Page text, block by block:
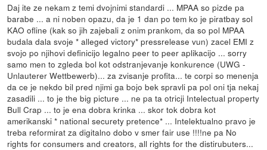
Daj ite ze nekam z temi dvojnimi standardi ... MPAA so pizde pa
barabe ... a ni noben opazu, da je 1 dan po tem ko je piratbay sol
KAO ofline (kak so jih zajebali z onim prankom, da so pol MPAA
budala dala svoje * alleged victory* pressrelease vun) zacel EMI z
svojo po njihovi definicijo legalno peer to peer aplikacijo ... sorry
samo men to zgleda bol kot odstranjevanje konkurence (UWG -
Unlauterer Wettbewerb)... za zvisanje profita... te corpi so menenja
da ce je nekdo bil pred njimi ga bojo bek spravli pa pol oni tja nekaj
zasadili ... to je the big picture ... ne pa ta otricji Intelectual property
Bull Crap ... to je ena dobra krinka ... skor tok dobra kot
amerikanski * national securety pretence* ... Intelektualno pravo je
treba reformirat za digitalno dobo v smer fair use !!!!ne pa No
rights for consumers and creators, all rights for the distirubuters...